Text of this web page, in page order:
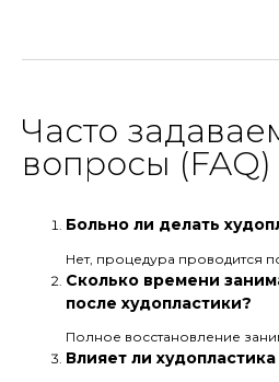
Часто
вопросы (FAQ)
Больно ли делать
Нет, процедура проводится
Сколько времени
после худопластики?
Полное восстановление
Влияет ли